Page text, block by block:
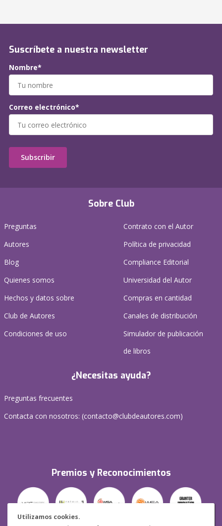
Utilizamos cookies.
Sobre Club
Preguntas
Autores
Blog
Quienes somos
Hechos y datos sobre
Club de Autores
Condiciones de uso
Contrato con el Autor
Política de privacidad
Compliance Editorial
Universidad del Autor
Compras en cantidad
Canales de distribución
Simulador de publicación
de libros
¿Necesitas ayuda?
Preguntas frecuentes
Contacta con nosotros: (contacto@clubdeautores.com)
Premios y Reconocimientos
Suscríbete a nuestra newsletter
Nombre*
Correo electrónico*
Subscribir